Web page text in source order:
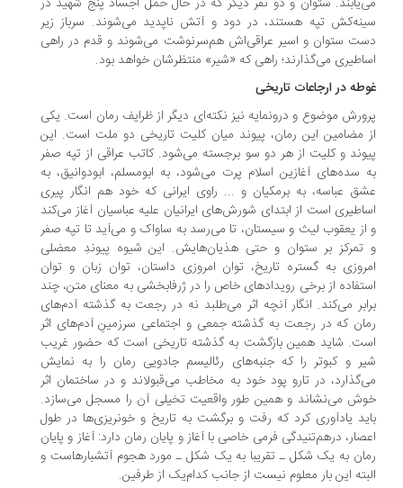
تپه هستند، در دود و آتش ناپدید می‌شوند. سرباز زیر
ستوان و اسیر عراقی‌اش هم‌سرنوشت می‌شوند و قدم در راهی
می‌گذارند؛ راهی که «شیر» منتظرشان خواهد بود.
در ارجاعات تاریخی
موضوع و درونمایه نیز نکته‌ای دیگر از ظرایف رمان است. یکی
مضامین این رمان، پیوند میان کلیت تاریخی دو ملت است. این
و کلیت از هر دو سو برجسته می‌شود. کاتب عراقی از تپه صفر
سده‌های آغازین اسلام پرت می‌شود، به ابومسلم، ابودوانیق، به
عباسه، به برمکیان و ... راوی ایرانی که خود هم انگار پیری
است از ابتدای شورش‌های ایرانیان علیه عباسیان آغاز می‌کند
یعقوب لیث و سیستان، تا می‌رسد به ساواک و می‌آید تا تپه صفر
تمرکز بر ستوان و حتی هذیان‌هایش. این شیوه پیوندِ معضلی
به گستره تاریخ، توان امروزی داستان، توان زبان و توان
از برخی رویدادهای خاص را در ژرفابخشی به معنای متن، چند
می‌کند. انگار آنچه اثر می‌طلبد نه در رجعت به گذشته آدم‌های
که در رجعت به گذشته جمعی و اجتماعی سرزمینِ آدم‌های اثر
شاید همین بازگشت به گذشته تاریخی است که حضور غریب
و کبوتر را که جنبه‌های رئالیسم جادویی رمان را به نمایش
در تارو پود خود به مخاطب می‌قبولاند و در ساختمان اثر
می‌نشاند و همین طور واقعیت تخیلی آن را مسجل می‌سازد.
یادآوری کرد که رفت و برگشت به تاریخ و خونریزی‌ها در طول
درهم‌تنیدگی فرمی خاصی با آغاز و پایان رمان دارد: آغاز و پایان
به یک شکل ـ تقریبا به یک شکل ـ مورد هجوم آتشبارهاست و
این بار معلوم نیست از جانب کدام‌یک از طرفین.